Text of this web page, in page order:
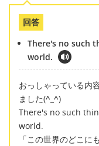
回答
There's no such
world.
おっしゃっている内
ました(^_^)
There's no such
world.
「この世界のどこに